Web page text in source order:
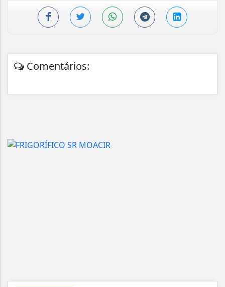
Comentários: